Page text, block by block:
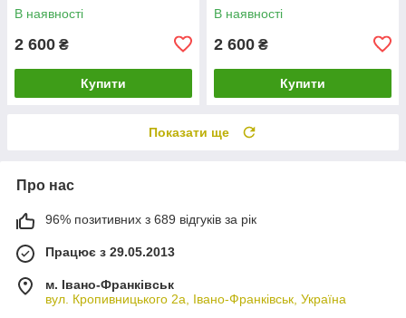
В наявності
2 600 ₴
Купити
В наявності
2 600 ₴
Купити
Показати ще
Про нас
96% позитивних з 689 відгуків за рік
Працює з 29.05.2013
м. Івано-Франківськ
вул. Кропивницького 2а, Івано-Франківськ, Україна